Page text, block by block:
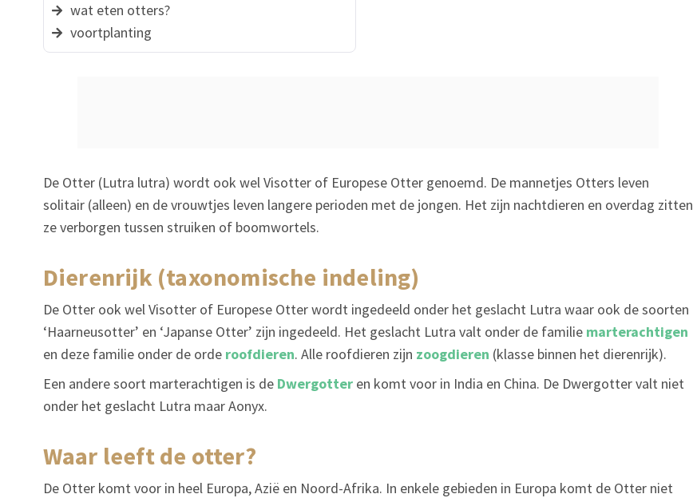
wat eten otters?
voortplanting
De Otter (Lutra lutra) wordt ook wel Visotter of Europese Otter genoemd. De mannetjes Otters leven
solitair (alleen) en de vrouwtjes leven langere perioden met de jongen. Het zijn nachtdieren en overdag zitten
ze verborgen tussen struiken of boomwortels.
dierenrijk (taxonomische indeling)
De Otter ook wel Visotter of Europese Otter wordt ingedeeld onder het geslacht Lutra waar ook de soorten
‘Haarneusotter’ en ‘Japanse Otter’ zijn ingedeeld. Het geslacht Lutra valt onder de familie marterachtigen
en deze familie onder de orde roofdieren. Alle roofdieren zijn zoogdieren (klasse binnen het dierenrijk).
Een andere soort marterachtigen is de Dwergotteren komt voor in India en China. De Dwergotter valt niet
onder het geslacht Lutra maar Aonyx.
waar leeft de otter?
De Otter komt voor in heel Europa, Azië en Noord-Afrika. In enkele gebieden in Europa komt de Otter niet